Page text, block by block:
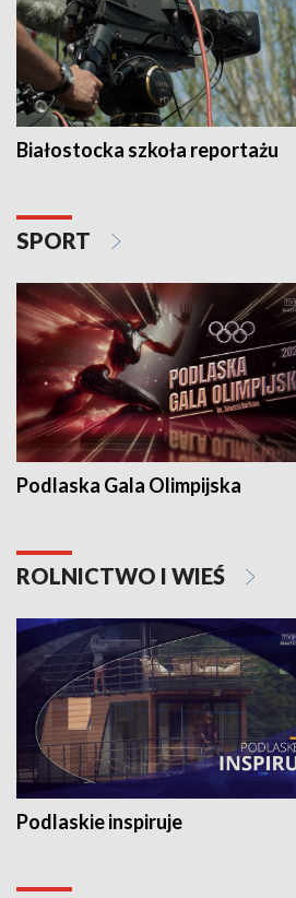
Białostocka szkoła reportażu
SPORT
Podlaska Gala Olimpijska
ROLNICTWO I WIEŚ
Podlaskie inspiruje